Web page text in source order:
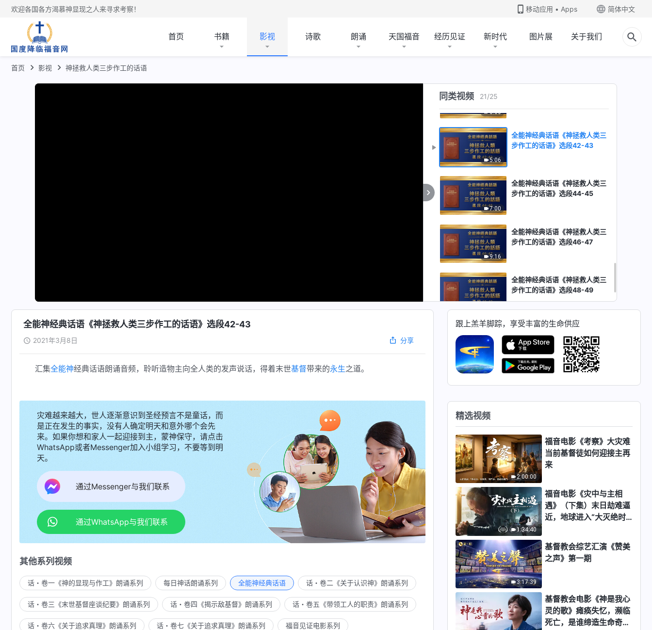
欢迎各国各方渴慕神显现之人来寻求考察！ 移动应用 • Apps 简体中文
首页 书籍 影视 诗歌 朗诵 天国福音 经历见证 新时代 图片展 关于我们
首页 影视 神拯救人类三步作工的话语
同类视频 21/25
全能神经典话语《神拯救人类三
6:06
全能神经典话语《神拯救人类三
5:06
全能神经典话语《神拯救人类三
步作工的话语》选段42-43
7:00
全能神经典话语《神拯救人类三
步作工的话语》选段44-45
9:16
全能神经典话语《神拯救人类三
步作工的话语》选段46-47
全能神经典话语《神拯救人类三
步作工的话语》选段48-49
全能神经典话语《神拯救人类三
步作工的话语》选段50
全能神经典话语《神拯救人类三步作工的话语》选段42-43
2021年3月8日 分享
汇集全能神经典话语朗诵音频，聆听造物主向全人类的发声说话，得着末世基督带来的永生之道。
灾难越来越大，世人逐渐意识到圣经预言不是童话，而
是正在发生的事实，没有人确定明天和意外哪个会先
来。如果你想和家人一起迎接到主，蒙神保守，请点击
WhatsApp或者Messenger加入小组学习，不要等到明
天。
通过Messenger与我们联系
通过WhatsApp与我们联系
其他系列视频
话・卷一《神的显现与作工》朗诵系列 每日神话朗诵系列 全能神经典话语 话・卷二《关于认识神》朗诵系列
话・卷三《末世基督座谈纪要》朗诵系列 话・卷四《揭示敌基督》朗诵系列 话・卷五《带领工人的职责》朗诵系列
话・卷六《关于追求真理》朗诵系列 话・卷七《关于追求真理》朗诵系列 福音见证电影系列
跟上羔羊脚踪，享受丰富的生命供应
精选视频
2:00:00
福音电影《考察》大灾难
当前基督徒如何迎接主再
来
1:34:40
福音电影《灾中与主相
遇》（下集）末日劫难逼
近，地球进入“大灭绝时
你准备好逃生了吗？
3:17:39
基督教会综艺汇演《赞美
之声》第一期
基督教会电影《神是我心
灵的歌》瘫痪失忆，濒临
死亡，是谁缔造生命奇